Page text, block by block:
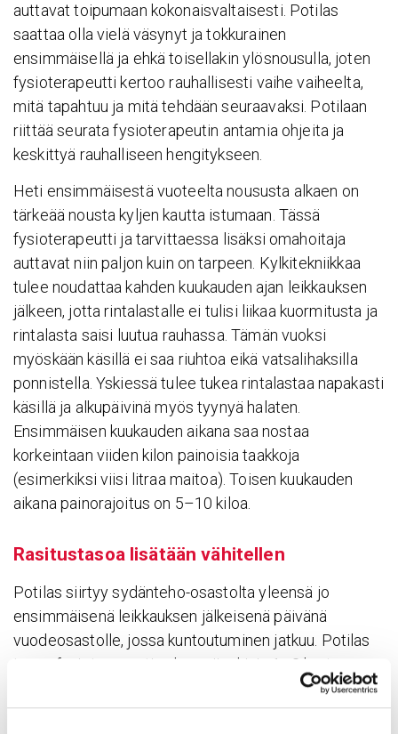
auttavat toipumaan kokonaisvaltaisesti. Potilas
saattaa olla vielä väsynyt ja tokkurainen
ensimmäisellä ja ehkä toisellakin ylösnousulla, joten
fysioterapeutti kertoo rauhallisesti vaihe vaiheelta,
mitä tapahtuu ja mitä tehdään seuraavaksi. Potilaan
riittää seurata fysioterapeutin antamia ohjeita ja
keskittyä rauhalliseen hengitykseen.
Heti ensimmäisestä vuoteelta noususta alkaen on
tärkeää nousta kyljen kautta istumaan. Tässä
fysioterapeutti ja tarvittaessa lisäksi omahoitaja
auttavat niin paljon kuin on tarpeen. Kylkitekniikkaa
tulee noudattaa kahden kuukauden ajan leikkauksen
jälkeen, jotta rintalastalle ei tulisi liikaa kuormitusta ja
rintalasta saisi luutua rauhassa. Tämän vuoksi
myöskään käsillä ei saa riuhtoa eikä vatsalihaksilla
ponnistella. Yskiessä tulee tukea rintalastaa napakasti
käsillä ja alkupäivinä myös tyynyä halaten.
Ensimmäisen kuukauden aikana saa nostaa
korkeintaan viiden kilon painoisia taakkoja
(esimerkiksi viisi litraa maitoa). Toisen kuukauden
aikana painorajoitus on 5–10 kiloa.
Rasi­tus­tasoa lisä­tään vähi­tellen
Potilas siirtyy sydänteho-osastolta yleensä jo
ensimmäisenä leikkauksen jälkeisenä päivänä
vuodeosastolle, jossa kuntoutuminen jatkuu. Potilas
tapaa fysioterapeutin yleensä arkisin 1–2 kertaa
päivässä. Kävelylle potilas pääsee yleensä toisena
leikkauksen jälkeisenä päivänä.